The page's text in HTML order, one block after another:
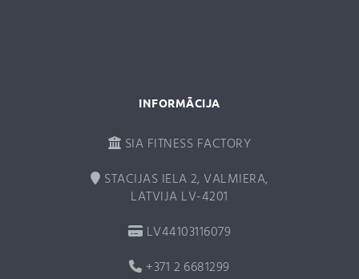
INFORMĀCIJA
SIA FITNESS FACTORY
STACIJAS IELA 2, VALMIERA,
LATVIJA LV-4201
LV44103116079
+371 2 6681299